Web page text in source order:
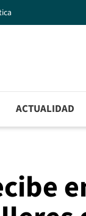
ACTUALIDAD